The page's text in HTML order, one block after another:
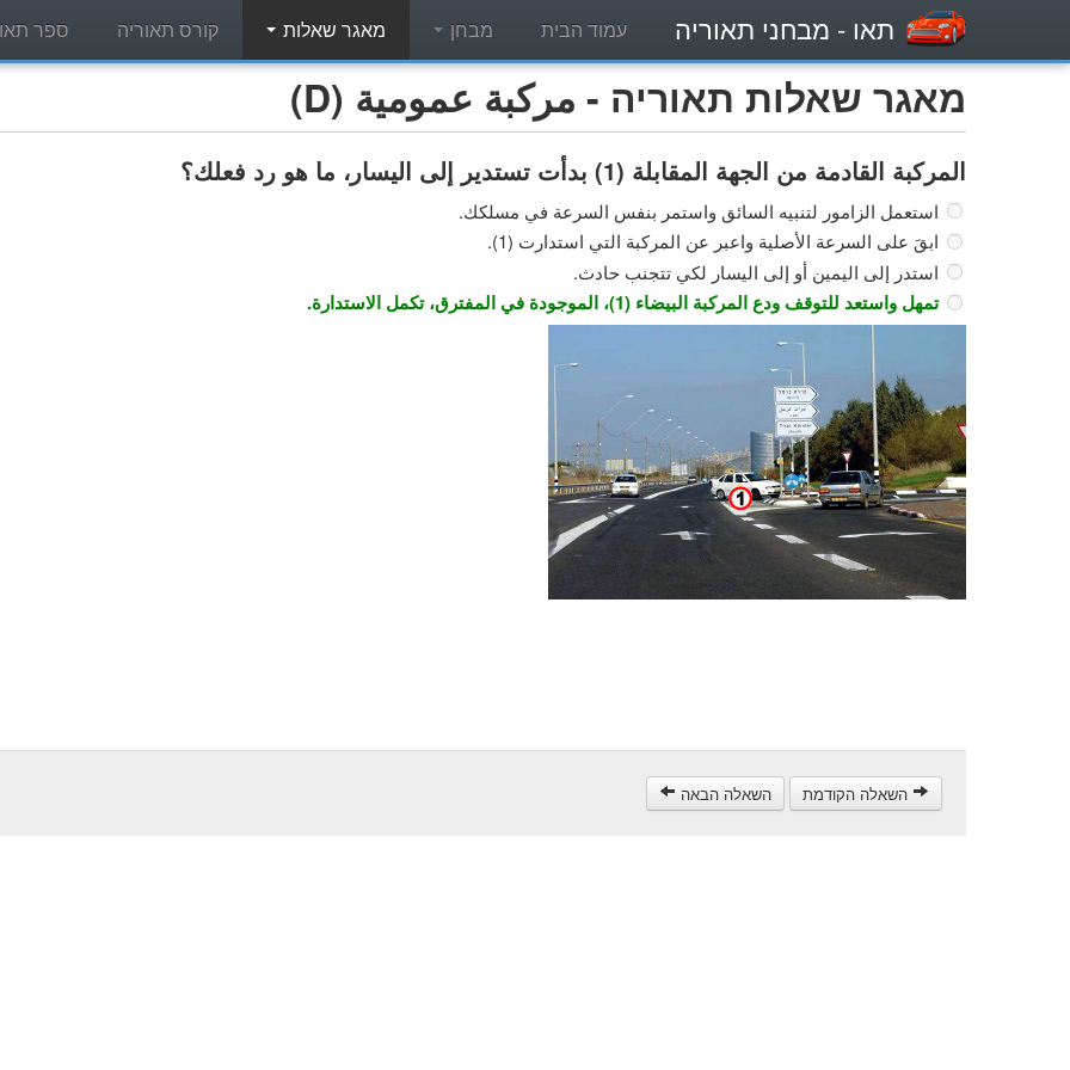
תאו - מבחני תאוריה עמוד הבית מבחן מאגר שאלות קורס תאוריה ספר
מאגר שאלות תאוריה - مركبة عمومية (D)
المركبة القادمة من الجهة المقابلة (1) بدأت تستدير إلى اليسار، ما هو رد فعلك؟
استعمل الزامور لتنبيه السائق واستمر بنفس السرعة في مسلكك.
ابقَ على السرعة الأصلية واعبر عن المركبة التي استدارت (1).
استدر إلى اليمين أو إلى اليسار لكي تتجنب حادث.
تمهل واستعد للتوقف ودع المركبة البيضاء (1)، الموجودة في المفترق، تكمل الاستدارة.
השאלה הקודמת השאלה הבאה